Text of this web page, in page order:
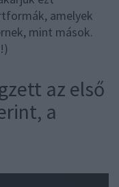
amelyek
mint mások.
az első
a